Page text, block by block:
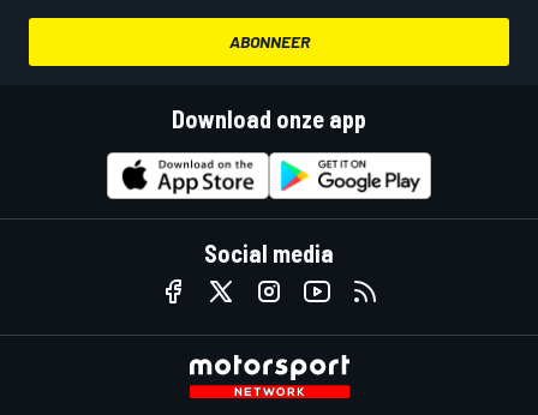
ABONNEER
Download onze app
Social media